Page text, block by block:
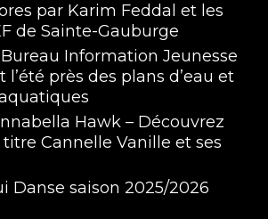
par Karim Feddal et les
de Sainte-Gauburge
Information Jeunesse
l’été près des plans d’eau et
Hawk – Découvrez
Cannelle Vanille et ses
Danse saison 2025/2026